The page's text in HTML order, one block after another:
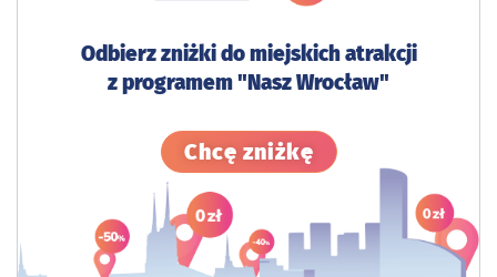
Odbierz zniżki do miejskich atrakcji
z programem "Nasz Wrocław"
Chcę zniżkęSprawdź